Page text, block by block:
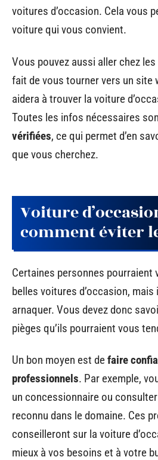
voitures d’occasion. Cela vous
voiture qui vous convient.
Vous pouvez aussi aller chez
fait de vous tourner vers un site
aidera à trouver la voiture
Toutes les infos nécessaires
vérifiées, ce qui permet d’en
que vous cherchez.
Voiture
comment éviter
Certaines personnes pourraient
belles voitures d’occasion, mais
arnaquer. Vous devez donc
pièges qu’ils pourraient vous
Un bon moyen est defaire
professionnels. Par exemple,
un concessionnaire ou
reconnu dans le domaine. Ces
conseilleront sur la voiture
mieux à vos besoins et à votre